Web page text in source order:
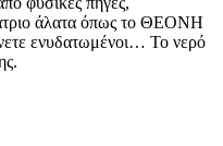
άλατα όπως το ΘΕΟΝΗ
ενυδατωμένοι… Το νερό